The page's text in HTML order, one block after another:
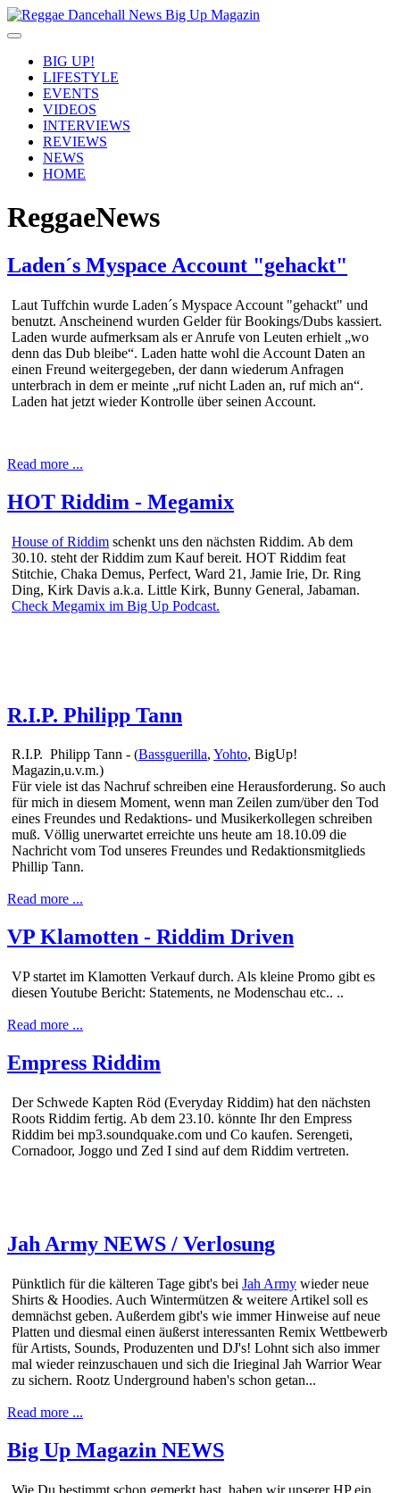
BIG UP!
LIFESTYLE
EVENTS
VIDEOS
INTERVIEWS
REVIEWS
NEWS
HOME
ReggaeNews
Laden´s Myspace Account "gehackt"
Laut Tuffchin wurde Laden´s Myspace Account "gehackt" und
benutzt. Anscheinend wurden Gelder für Bookings/Dubs kassiert.
Laden wurde aufmerksam als er Anrufe von Leuten erhielt „wo
denn das Dub bleibe“. Laden hatte wohl die Account Daten an
einen Freund weitergegeben, der dann wiederum Anfragen
unterbrach in dem er meinte „ruf nicht Laden an, ruf mich an“.
Laden hat jetzt wieder Kontrolle über seinen Account.
Read more ...
HOT Riddim - Megamix
House of Riddim schenkt uns den nächsten Riddim. Ab dem
30.10. steht der Riddim zum Kauf bereit. HOT Riddim feat
Stitchie, Chaka Demus, Perfect, Ward 21, Jamie Irie, Dr. Ring
Ding, Kirk Davis a.k.a. Little Kirk, Bunny General, Jabaman.
Check Megamix im Big Up Podcast.
R.I.P. Philipp Tann
R.I.P. Philipp Tann - (Bassguerilla, Yohto, BigUp!
Magazin,u.v.m.)
Für viele ist das Nachruf schreiben eine Herausforderung. So auch
für mich in diesem Moment, wenn man Zeilen zum/über den Tod
eines Freundes und Redaktions- und Musikerkollegen schreiben
muß. Völlig unerwartet erreichte uns heute am 18.10.09 die
Nachricht vom Tod unseres Freundes und Redaktionsmitglieds
Phillip Tann.
Read more ...
VP Klamotten - Riddim Driven
VP startet im Klamotten Verkauf durch. Als kleine Promo gibt es
diesen Youtube Bericht: Statements, ne Modenschau etc.. ..
Read more ...
Empress Riddim
Der Schwede Kapten Röd (Everyday Riddim) hat den nächsten
Roots Riddim fertig. Ab dem 23.10. könnte Ihr den Empress
Riddim bei mp3.soundquake.com und Co kaufen. Serengeti,
Cornadoor, Joggo und Zed I sind auf dem Riddim vertreten.
Jah Army NEWS / Verlosung
Pünktlich für die kälteren Tage gibt's bei Jah Army wieder neue
Shirts & Hoodies. Auch Wintermützen & weitere Artikel soll es
demnächst geben. Außerdem gibt's wie immer Hinweise auf neue
Platten und diesmal einen äußerst interessanten Remix Wettbewerb
für Artists, Sounds, Produzenten und DJ's! Lohnt sich also immer
mal wieder reinzuschauen und sich die Irieginal Jah Warrior Wear
zu sichern. Rootz Underground haben's schon getan...
Read more ...
Big Up Magazin NEWS
Wie Du bestimmt schon gemerkt hast, haben wir unserer HP ein